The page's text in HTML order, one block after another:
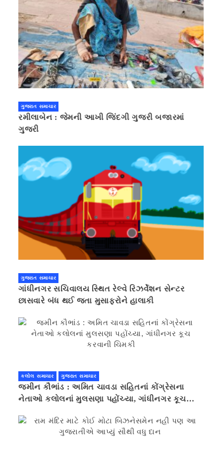
ગુજરાત સમાચાર
રમીલાબેન : જેમની આખી જિંદગી ગુજરી બજારમાં
ગુજરી
ગુજરાત સમાચાર
ગાંધીનગર સચિવાલય સ્થિત રેલ્વે રિઝર્વેશન સેન્ટર
છાસવારે બંધ થઈ જતા મુસાફરોને હાલાકી
કલોલ સમાચાર ગુજરાત સમાચાર
જમીન કૌભાંડ : અમિત ચાવડા સહિતનાં કોંગ્રેસના
નેતાઓ કલોલનાં મુલસણા પહોંચ્યા, ગાંધીનગર કૂચ